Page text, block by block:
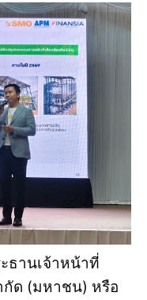
ธานเจ้าหน้าที่
กัด (มหาชน) หรือ